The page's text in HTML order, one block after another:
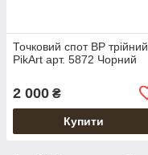
Точковий спот BP трійний
PikArt арт. 5872 Чорний
2 000 ₴
Купити